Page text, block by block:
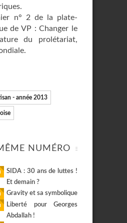
n° 2 de la plate-
de VP : Changer le
du prolétariat,
- année 2013
NUMÉRO
SIDA : 30 ans de luttes !
Et demain ?
Gravity et sa symbolique
Liberté pour Georges
Abdallah !